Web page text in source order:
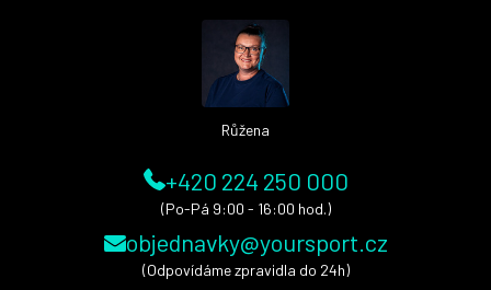
Růžena
+420 224 250 000
(Po-Pá 9:00 - 16:00 hod.)
objednavky@yoursport.cz
(Odpovídáme zpravidla do 24h)